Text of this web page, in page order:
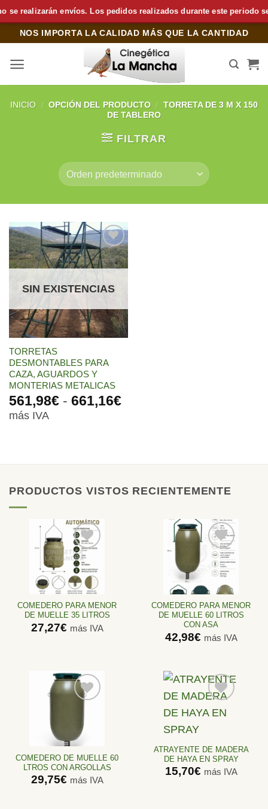
se realizarán envíos. Los pedidos realizados durante este periodo
Saltar
contenido
NOS IMPORTA LA CALIDAD MÁS QUE LA CANTIDAD
INICIO / OPCIÓN DEL PRODUCTO / TORRETA DE 3 M X 150
DE TABLERO
FILTRAR
Añadir
a la
deseos
SIN EXISTENCIAS
TORRETAS
DESMONTABLES PARA
CAZA, AGUARDOS Y
MONTERIAS METALICAS
561,98€ - 661,16€Rango
hasta
más IVA
PRODUCTOS VISTOS RECIENTEMENTE
Añadir
a la
lista de
COMEDERO PARA MENOR
DE MUELLE 35 LITROS
27,27€ más IVA
Añadir
a la
lista de
COMEDERO PARA MENOR
DE MUELLE 60 LITROS
CON ASA
42,98€ más IVA
a la
lista de
COMEDERO DE MUELLE 60
LTROS CON ARGOLLAS
29,75€ más IVA
Añadir
deseos
ATRAYENTE DE MADERA
DE HAYA EN SPRAY
15,70€ más IVA